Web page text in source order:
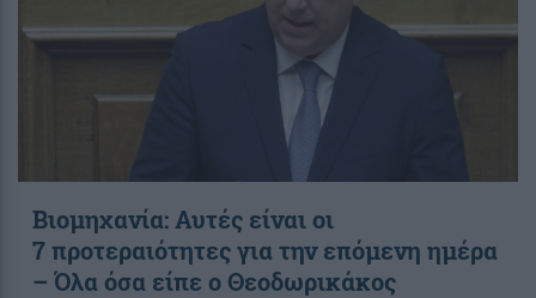
Βιομηχανία: Αυτές είναι οι
7 προτεραιότητες για την επόμενη ημέρα
– Όλα όσα είπε ο Θεοδωρικάκος